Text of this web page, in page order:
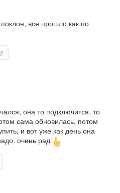
все прошло как по
2
она то подключится, то
сама обновилась, потом
и вот уже как день она
очень рад